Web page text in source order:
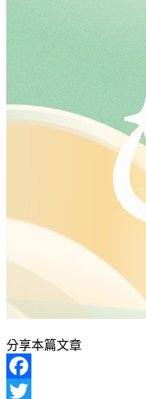
分享本篇文章
Facebook